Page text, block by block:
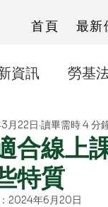
首頁 最新
資訊 勞基
線上課程
合線上
特質
月22日 讀畢需時 4 分
2024年6月20日